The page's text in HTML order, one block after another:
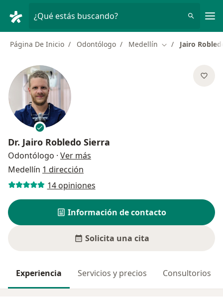
¿Qué estás buscando?
Página De Inicio Odontólogo Medellín Cambiar de
Jairo
Dr. Jairo Robledo Sierra
Odontólogo · Ver más
Medellín 1 dirección
14 opiniones
Información de contacto
Solicita una cita
Experiencia Servicios y precios Consultorios